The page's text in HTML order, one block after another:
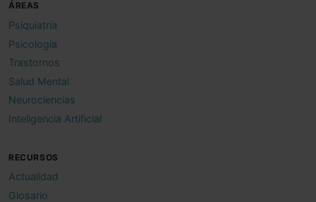
ÁREAS
Psiquiatría
Psicología
Trastornos
Salud Mental
Neurociencias
Inteligencia Artificial
RECURSOS
Actualidad
Glosario